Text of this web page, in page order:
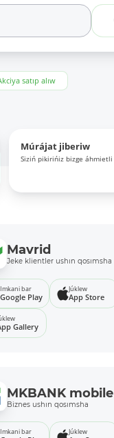
satıp alıw
Múrájat jiberiw
Siziń pikirińiz bizge áhmietli
Mavrid
Jeke klientler ushın qosımsha
Imkani bar
Google Play
Júklew
App Store
Gallery
MKBANK mobile
Biznes ushın qosımsha
Imkani bar Júklew